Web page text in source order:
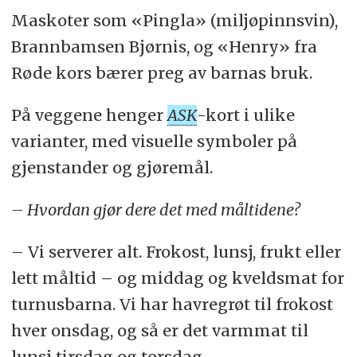
Maskoter som «Pingla» (miljøpinnsvin),
Brannbamsen Bjørnis, og «Henry» fra
Røde kors bærer preg av barnas bruk.
På veggene hengerASK-kort i ulike
varianter, med visuelle symboler på
gjenstander og gjøremål.
– Hvordan gjør dere det med måltidene?
– Vi serverer alt. Frokost, lunsj, frukt eller
lett måltid – og middag og kveldsmat for
turnusbarna. Vi har havregrøt til frokost
hver onsdag, og så er det varmmat til